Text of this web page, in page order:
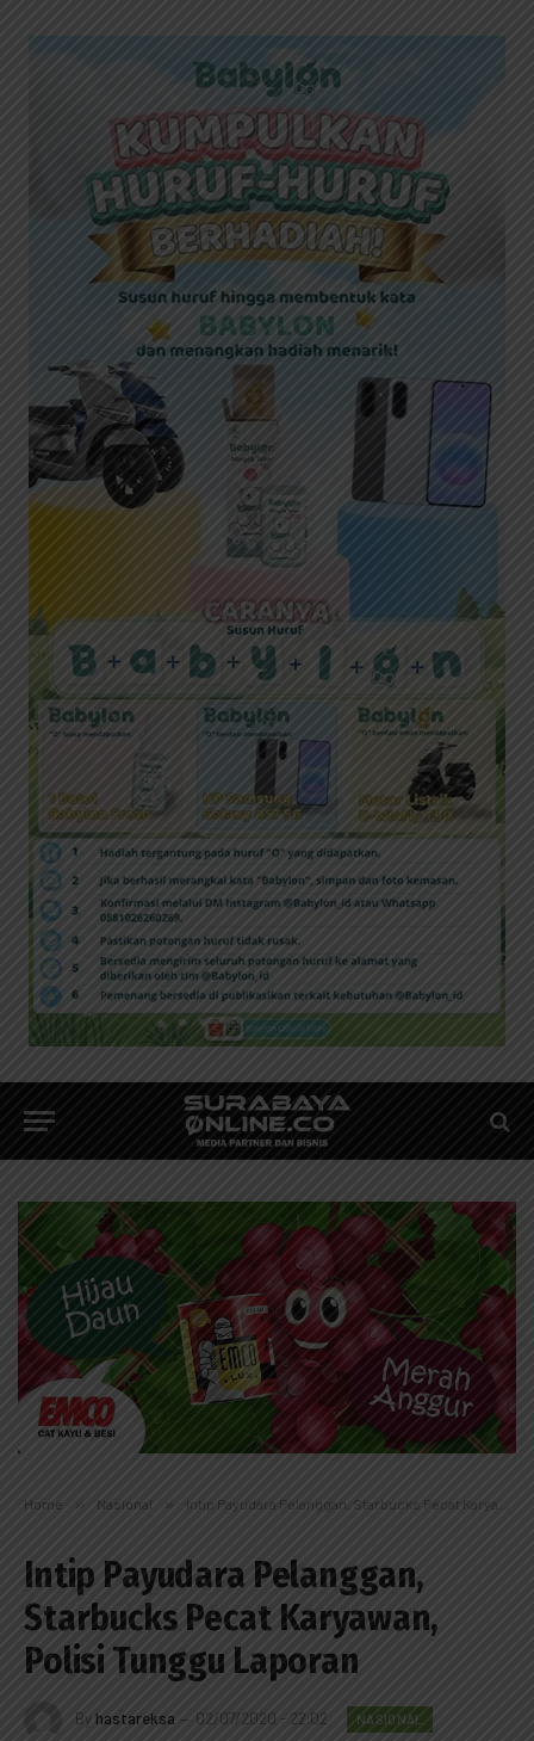
Home » Nasional » Intip Payudara Pelanggan, Starbucks Pecat Karyawan, Polisi Tunggu Laporan
Intip Payudara Pelanggan,
Starbucks Pecat Karyawan,
Polisi Tunggu Laporan
By hastareksa 02/07/2020 - 22:02 NASIONAL